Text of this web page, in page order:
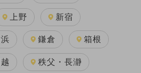
上野 新宿
鎌倉 箱根
秩父・長瀞